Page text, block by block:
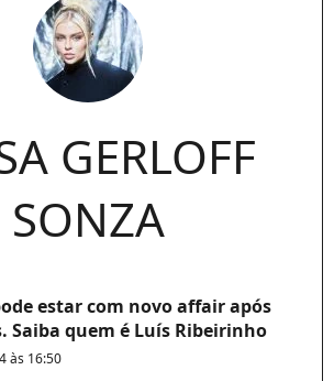
GERLOFF
SONZA
estar com novo affair após
Saiba quem é Luís Ribeirinho
às 16:50